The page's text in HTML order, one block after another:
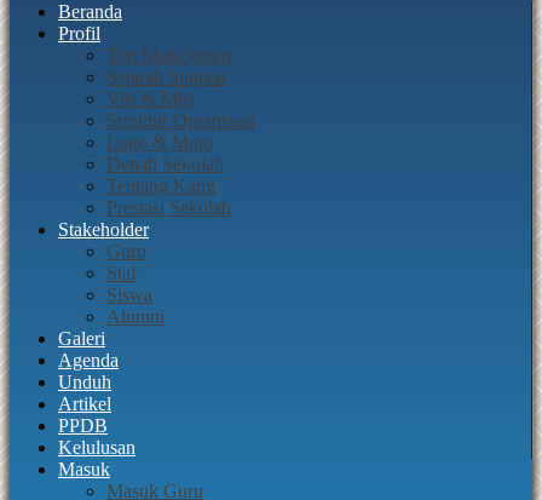
Beranda
Profil
Tim Manajemen
Sejarah Singkat
Visi & Misi
Struktur Organisasi
Logo & Moto
Denah Sekolah
Tentang Kami
Prestasi Sekolah
Stakeholder
Guru
Staf
Siswa
Alumni
Galeri
Agenda
Unduh
Artikel
PPDB
Kelulusan
Masuk
Masuk Guru